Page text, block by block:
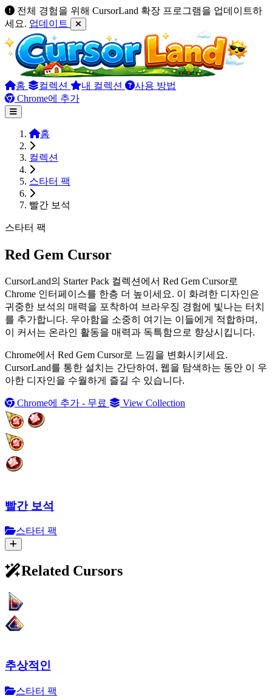
전체 경험을 위해 CursorLand 확장 프로그램을 업데이트하
세요. 업데이트
홈 컬렉션 내 컬렉션
사용 방법
Chrome에 추가
홈
컬렉션
스타터 팩
빨간 보석
스타터 팩
Red Gem Cursor
CursorLand의 Starter Pack 컬렉션에서 Red Gem Cursor로
Chrome 인터페이스를 한층 더 높이세요. 이 화려한 디자인은
귀중한 보석의 매력을 포착하여 브라우징 경험에 빛나는 터치
를 추가합니다. 우아함을 소중히 여기는 이들에게 적합하며,
이 커서는 온라인 활동을 매력과 독특함으로 향상시킵니다.
Chrome에서 Red Gem Cursor로 느낌을 변화시키세요.
CursorLand를 통한 설치는 간단하여, 웹을 탐색하는 동안 이 우
아한 디자인을 수월하게 즐길 수 있습니다.
Chrome에 추가 - 무료 View Collection
빨간 보석
스타터 팩
Related Cursors
추상적인
스타터 팩